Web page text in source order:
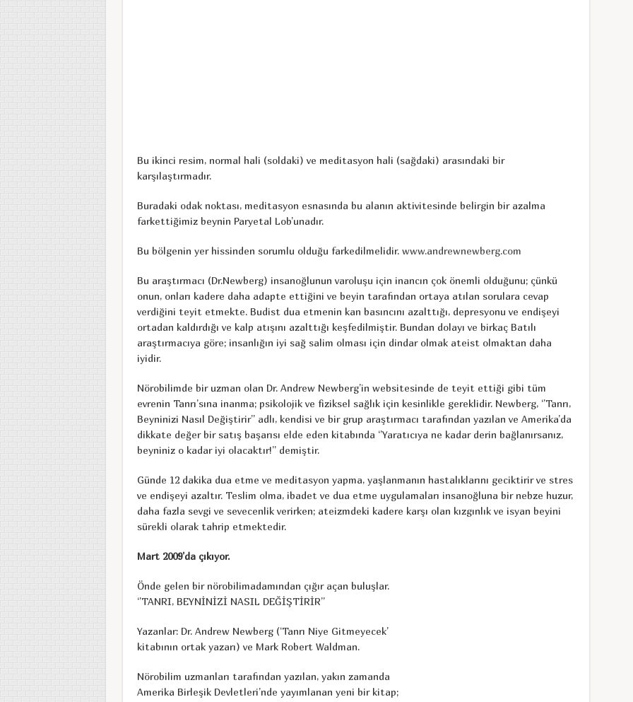
Bu ikinci resim, normal hali (soldaki) ve meditasyon hali (sağdaki) arasındaki bir
karşılaştırmadır.
Buradaki odak noktası, meditasyon esnasında bu alanın aktivitesinde belirgin bir azalma
farkettiğimiz beynin Paryetal Lob’unadır.
Bu bölgenin yer hissinden sorumlu olduğu farkedilmelidir. www.andrewnewberg.com
Bu araştırmacı (Dr.Newberg) insanoğlunun varoluşu için inancın çok önemli olduğunu; çünkü
onun, onları kadere daha adapte ettiğini ve beyin tarafından ortaya atılan sorulara cevap
verdiğini teyit etmekte. Budist dua etmenin kan basıncını azalttığı, depresyonu ve endişeyi
ortadan kaldırdığı ve kalp atışını azalttığı keşfedilmiştir. Bundan dolayı ve birkaç Batılı
araştırmacıya göre; insanlığın iyi sağ salim olması için dindar olmak ateist olmaktan daha
iyidir.
Nörobilimde bir uzman olan Dr. Andrew Newberg’in websitesinde de teyit ettiği gibi tüm
evrenin Tanrı’sına inanma; psikolojik ve fiziksel sağlık için kesinlikle gereklidir. Newberg, ‘’Tanrı,
Beyninizi Nasıl Değiştirir’’ adlı, kendisi ve bir grup araştırmacı tarafından yazılan ve Amerika’da
dikkate değer bir satış başarısı elde eden kitabında ‘’Yaratıcıya ne kadar derin bağlanırsanız,
beyniniz o kadar iyi olacaktır!’’ demiştir.
Günde 12 dakika dua etme ve meditasyon yapma, yaşlanmanın hastalıklarını geciktirir ve stres
ve endişeyi azaltır. Teslim olma, ibadet ve dua etme uygulamaları insanoğluna bir nebze huzur,
daha fazla sevgi ve sevecenlik verirken; ateizmdeki kadere karşı olan kızgınlık ve isyan beyini
sürekli olarak tahrip etmektedir.
Mart 2009’da çıkıyor.
Önde gelen bir nörobilimadamından çığır açan buluşlar.
‘’TANRI, BEYNİNİZİ NASIL DEĞİŞTİRİR’’
Yazanlar: Dr. Andrew Newberg (‘Tanrı Niye Gitmeyecek’
kitabının ortak yazarı) ve Mark Robert Waldman.
Nörobilim uzmanları tarafından yazılan, yakın zamanda
Amerika Birleşik Devletleri’nde yayımlanan yeni bir kitap;